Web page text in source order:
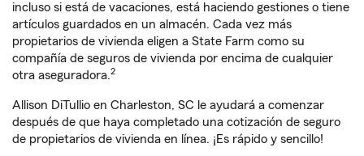
incluso si está de vacaciones, está haciendo gestiones o tiene
artículos guardados en un almacén. Cada vez más
propietarios de vivienda eligen a State Farm como su
compañía de seguros de vivienda por encima de cualquier
otra aseguradora.2
Allison DiTullio en Charleston, SC le ayudará a comenzar
después de que haya completado una cotización de seguro
de propietarios de vivienda en línea. ¡Es rápido y sencillo!